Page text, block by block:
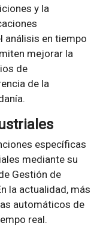
y la
análisis en tiempo
mejorar la
de
de la
específicas
mediante su
Gestión de
la actualidad, más
automáticos de
real.